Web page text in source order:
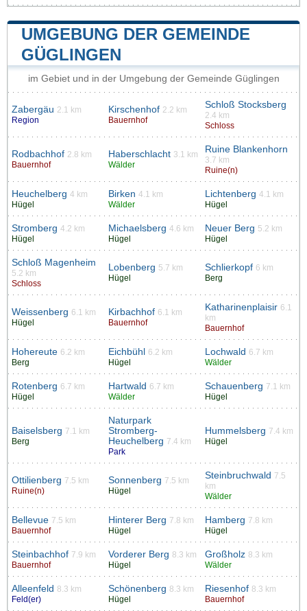
UMGEBUNG DER GEMEINDE
GÜGLINGEN
im Gebiet und in der Umgebung der Gemeinde Güglingen
Zabergäu 2.1 km
Region
Kirschenhof 2.2 km
Bauernhof
Schloß Stocksberg
2.4 km
Schloss
Rodbachhof 2.8 km
Bauernhof
Haberschlacht 3.1 km
Wälder
Ruine Blankenhorn
3.7 km
Ruine(n)
Heuchelberg 4 km
Hügel
Birken 4.1 km
Wälder
Lichtenberg 4.1 km
Hügel
Stromberg 4.2 km
Hügel
Michaelsberg 4.6 km
Hügel
Neuer Berg 5.2 km
Hügel
Schloß Magenheim
5.2 km
Schloss
Lobenberg 5.7 km
Hügel
Schlierkopf 6 km
Berg
Weissenberg 6.1 km
Hügel
Kirbachhof 6.1 km
Bauernhof
Katharinenplaisir 6.1
km
Bauernhof
Hohereute 6.2 km
Berg
Eichbühl
6.2 km
Hügel
Lochwald 6.7 km
Wälder
Rotenberg 6.7 km
Hügel
Hartwald 6.7 km
Wälder
Schauenberg 7.1 km
Hügel
Baiselsberg 7.1 km
Berg
Naturpark
Stromberg-
Heuchelberg 7.4 km
Park
Hummelsberg 7.4 km
Hügel
Ottilienberg 7.5 km
Ruine(n)
Sonnenberg 7.5 km
Hügel
Steinbruchwald 7.5
km
Wälder
Bellevue 7.5 km
Bauernhof
Hinterer Berg 7.8 km
Hügel
Hamberg 7.8 km
Hügel
Steinbachhof 7.9 km
Bauernhof
Vorderer Berg 8.3 km
Hügel
Großholz 8.3 km
Wälder
Alleenfeld 8.3 km
Feld(er)
Schönenberg 8.3 km
Hügel
Riesenhof 8.3 km
Bauernhof